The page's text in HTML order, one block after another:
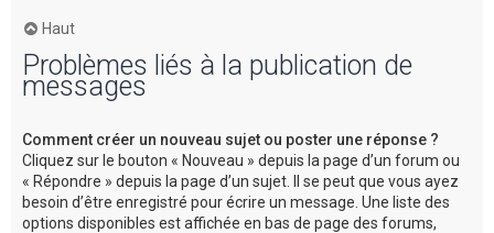
Haut
Problèmes liés à la publication de
messages
Comment créer un nouveau sujet ou poster une réponse ?
Cliquez sur le bouton « Nouveau » depuis la page d’un forum ou
« Répondre » depuis la page d’un sujet. Il se peut que vous ayez
besoin d’être enregistré pour écrire un message. Une liste des
options disponibles est affichée en bas de page des forums,